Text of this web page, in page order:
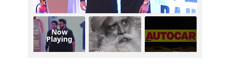
Now
Playing